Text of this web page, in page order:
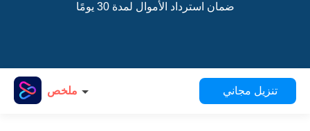
ضمان استرداد الأموال لمدة 30 يومًا
ملخص تنزيل مجاني